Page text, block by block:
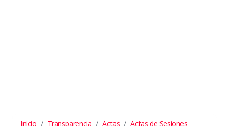
Inicio Transparencia Actas Actas de Sesiones